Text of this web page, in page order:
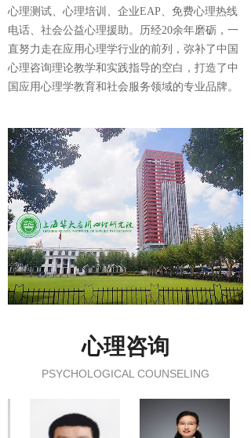
心理测试、心理培训、企业EAP、免费心理热线
电话、社会公益心理援助。历经20余年磨砺，一
直努力走在应用心理学行业的前列，弥补了中国
心理咨询理论教学和实践指导的空白，打造了中
国应用心理学教育和社会服务领域的专业品牌。
PSYCHOLOGICAL COUNSELING
心理咨询